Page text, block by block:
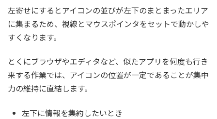
左寄せにするとアイコンの並びが左下のまとまったエリア
に集まるため、視線とマウスポインタをセットで動かしや
すくなります。
とくにブラウザやエディタなど、似たアプリを何度も行き
来する作業では、アイコンの位置が一定であることが集中
力の維持に直結します。
左下に情報を集約したいとき